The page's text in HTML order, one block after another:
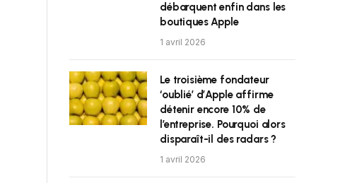
débarquent enfin dans les
boutiques Apple
1 avril 2026
Le troisième fondateur
‘oublié’ d’Apple affirme
détenir encore 10% de
l’entreprise. Pourquoi alors
disparaît-il des radars ?
1 avril 2026